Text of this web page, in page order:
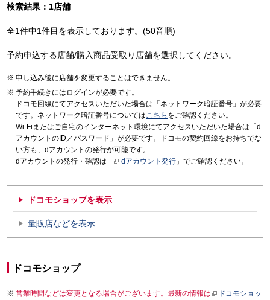
検索結果：1店舗
全1件中1件目を表示しております。(50音順)
予約申込する店舗/購入商品受取り店舗を選択してください。
申し込み後に店舗を変更することはできません。
予約手続きにはログインが必要です。
ドコモ回線にてアクセスいただいた場合は「ネットワーク暗証番号」が必要
です。ネットワーク暗証番号についてはこちら をご確認ください。
Wi-Fiまたはご自宅のインターネット環境にてアクセスいただいた場合は「d
アカウントのID／パスワード」が必要です。ドコモの契約回線をお持ちでな
い方も、dアカウントの発行が可能です。
dアカウントの発行・確認は「
dアカウント発行 」でご確認ください。
ドコモショップを表示
量販店などを表示
ドコモショップ
営業時間などは変更となる場合がございます。最新の情報は
ドコモショッ